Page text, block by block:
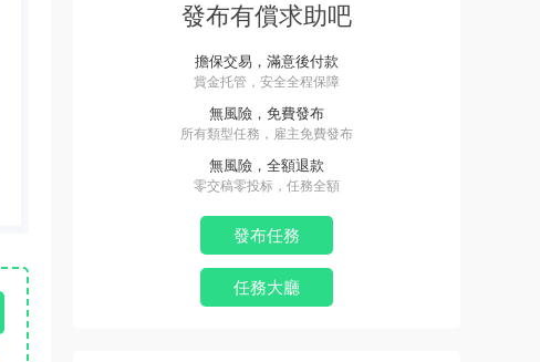
發布有償求助吧
擔保交易，滿意後付款
賞金托管，安全全程保障
無風險，免費發布
所有類型任務，雇主免費發布
無風險，全額退款
零交稿零投标，任務全額
發布任務
任務大廳